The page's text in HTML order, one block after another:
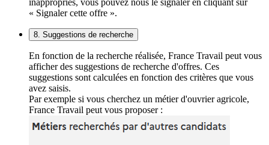
inappropriés, vous pouvez nous le signaler en cliquant sur
« Signaler cette offre ».
8. Suggestions de recherche
En fonction de la recherche réalisée, France Travail peut vous
afficher des suggestions de recherche d'offres. Ces
suggestions sont calculées en fonction des critères que vous
avez saisis.
Par exemple si vous cherchez un métier d'ouvrier agricole,
France Travail peut vous proposer :